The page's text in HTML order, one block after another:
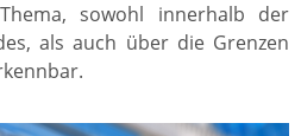
sowohl innerhalb der
als auch über die Grenzen